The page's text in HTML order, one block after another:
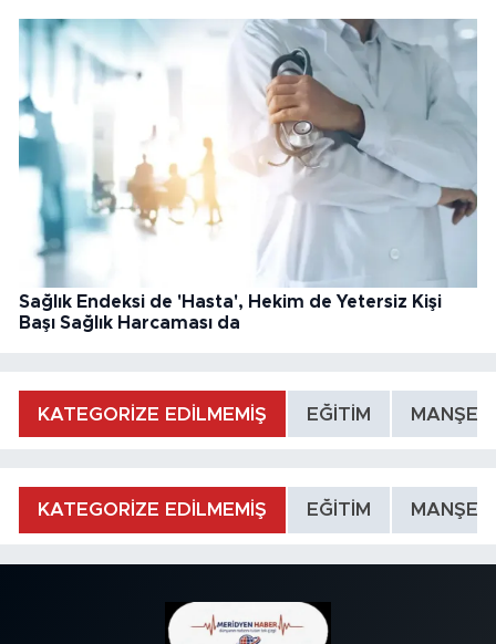
Sağlık Endeksi de 'Hasta', Hekim de Yetersiz Kişi
Başı Sağlık Harcaması da
KATEGORİZE EDİLMEMİŞ EĞİTİM MANŞET
KATEGORİZE EDİLMEMİŞ EĞİTİM MANŞET